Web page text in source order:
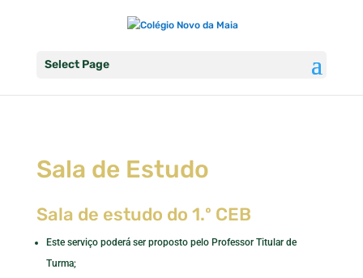
Select Page
Sala de Estudo
Sala de estudo do 1.º CEB
Este serviço poderá ser proposto pelo Professor Titular de
Turma;